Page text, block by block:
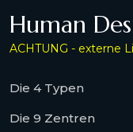
Human
ACHTUNG - externe
Die 4 Typen
Die 9 Zentren